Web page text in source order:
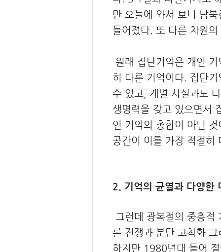
만 오늘에 와서 보니 남
들어졌다. 또 다른 차원
원래 집단기억은 개인
히 다른 기억이다. 집단
수 있고, 개별 사실과도
생명력을 갖고 있으면서
인 기억의 총합이 아닌
공간이 이를 가장 적절히
2. 기억의 균열과 다양한
그런데 광복절의 중층적
론 전쟁과 분단 고착화
하지만 1980년대 들어